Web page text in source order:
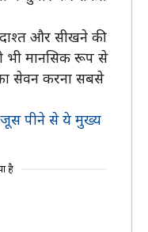
और सीखने की
भी मानसिक रूप से
सेवन करना सबसे
पीने से ये मुख्य
है